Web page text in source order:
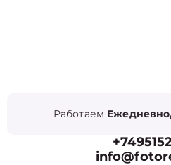
Работаем